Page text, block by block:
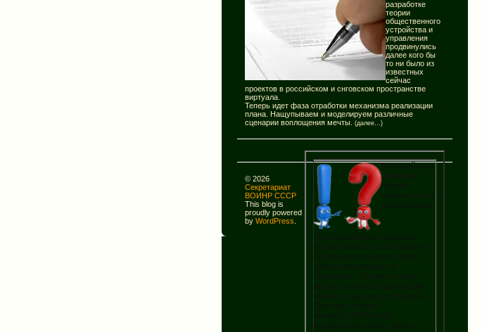
разработке
теории
общественного
устройстваи
управления
продвинулись
далее кого бы
то ни было из
известных
сейчас
проектов в российском и снговском пространстве
виртуала.
Теперь идет фаза отработки механизма реализации
плана. Нащупываем и моделируем различные
сценарии воплощения мечты. (далее…)
© 2026
Секретариат
ВОИНР СССР
This blog is
proudly powered
by WordPress